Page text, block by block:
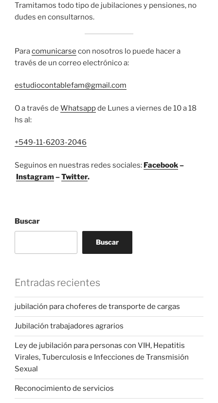
Tramitamos todo tipo de jubilaciones y pensiones, no
dudes en consultarnos.
Paracomunicarse con nosotros lo puede hacer a
través de un correo electrónico a:
estudiocontablefam@gmail.com
O a través de Whatsappde Lunes a viernes de 10 a 18
hs al:
+549-11-6203-2046
Seguinos en nuestras redes sociales: Facebook–
Instagram–Twitter.
Buscar
Buscar
Entradas recientes
jubilación para choferes de transporte de cargas
Jubilación trabajadores agrarios
Ley de jubilación para personas con VIH, Hepatitis
Virales, Tuberculosis e Infecciones de Transmisión
Sexual
Reconocimiento de servicios